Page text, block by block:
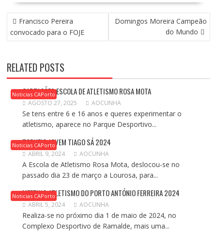
NAVEGAÇÃO
DE
ARTIGOS
Francisco Pereira
convocado para o FOJE
Domingos Moreira Campeão
do Mundo
RELATED POSTS
Noticias CAPorto
CAPTAÇÕES ESCOLA DE ATLETISMO ROSA MOTA
AGOSTO 27, 2025 AOCUNHA
Se tens entre 6 e 16 anos e queres experimentar o
atletismo, aparece no Parque Desportivo...
Noticias CAPorto
TORNEIO JOVEM TIAGO SÁ 2024
ABRIL 9, 2024 AOCUNHA
A Escola de Atletismo Rosa Mota, deslocou-se no
passado dia 23 de março a Lourosa, para...
Noticias CAPorto
MEETING ATLETISMO DO PORTO ANTÓNIO FERREIRA 2024
ABRIL 5, 2024 AOCUNHA
Realiza-se no próximo dia 1 de maio de 2024, no
Complexo Desportivo de Ramalde, mais uma...